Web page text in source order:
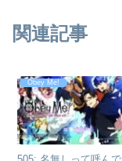
関連記事
Obey Me!